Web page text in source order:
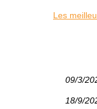
Les
09/3/
18/9/